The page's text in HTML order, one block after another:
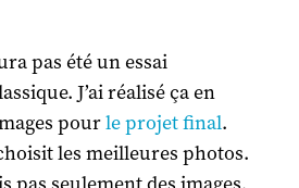
pas été un essai
J’ai réalisé ça en
pourle projet final.
les meilleures photos.